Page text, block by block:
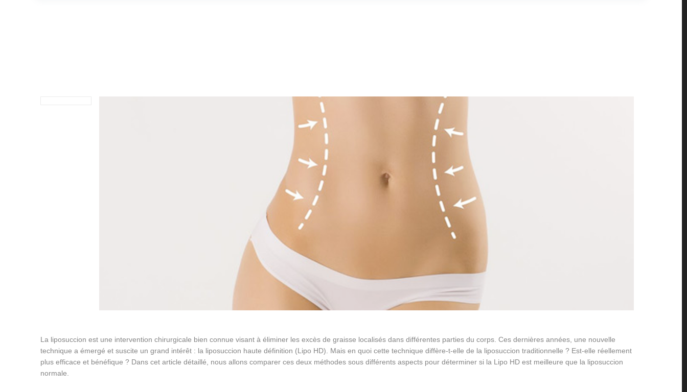
La liposuccion est une intervention chirurgicale bien connue visant à éliminer les excès de graisse localisés dans différentes parties du corps. Ces dernières années, une nouvelle
technique a émergé et suscite un grand intérêt : la liposuccion haute définition (Lipo HD). Mais en quoi cette technique diffère-t-elle de la liposuccion traditionnelle ? Est-elle réellement
plus efficace et bénéfique ? Dans cet article détaillé, nous allons comparer ces deux méthodes sous différents aspects pour déterminer si la Lipo HD est meilleure que la liposuccion
normale.